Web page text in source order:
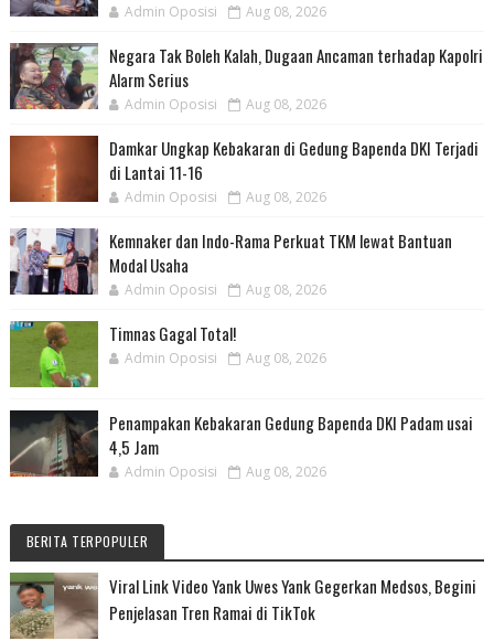
Admin Oposisi Aug 08, 2026
Negara Tak Boleh Kalah, Dugaan Ancaman terhadap Kapolri
Alarm Serius
Admin Oposisi Aug 08, 2026
Damkar Ungkap Kebakaran di Gedung Bapenda DKI Terjadi
di Lantai 11-16
Admin Oposisi Aug 08, 2026
Kemnaker dan Indo-Rama Perkuat TKM lewat Bantuan
Modal Usaha
Admin Oposisi Aug 08, 2026
Timnas Gagal Total!
Admin Oposisi Aug 08, 2026
Penampakan Kebakaran Gedung Bapenda DKI Padam usai
4,5 Jam
Admin Oposisi Aug 08, 2026
BERITA TERPOPULER
Viral Link Video Yank Uwes Yank Gegerkan Medsos, Begini
Penjelasan Tren Ramai di TikTok